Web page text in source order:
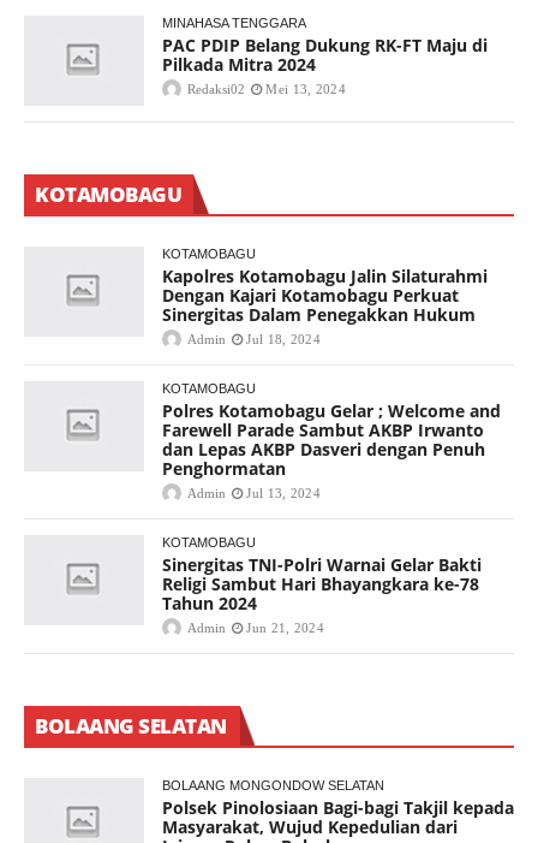
MINAHASA TENGGARA
PAC PDIP Belang Dukung RK-FT Maju di
Pilkada Mitra 2024
Redaksi02 Mei 13, 2024
KOTAMOBAGU
KOTAMOBAGU
Kapolres Kotamobagu Jalin Silaturahmi
Dengan Kajari Kotamobagu Perkuat
Sinergitas Dalam Penegakkan Hukum
Admin Jul 18, 2024
KOTAMOBAGU
Polres Kotamobagu Gelar ; Welcome and
Farewell Parade Sambut AKBP Irwanto
dan Lepas AKBP Dasveri dengan Penuh
Penghormatan
Admin Jul 13, 2024
KOTAMOBAGU
Sinergitas TNI-Polri Warnai Gelar Bakti
Religi Sambut Hari Bhayangkara ke-78
Tahun 2024
Admin Jun 21, 2024
BOLAANG SELATAN
BOLAANG MONGONDOW SELATAN
Polsek Pinolosiaan Bagi-bagi Takjil kepada
Masyarakat, Wujud Kepedulian dari